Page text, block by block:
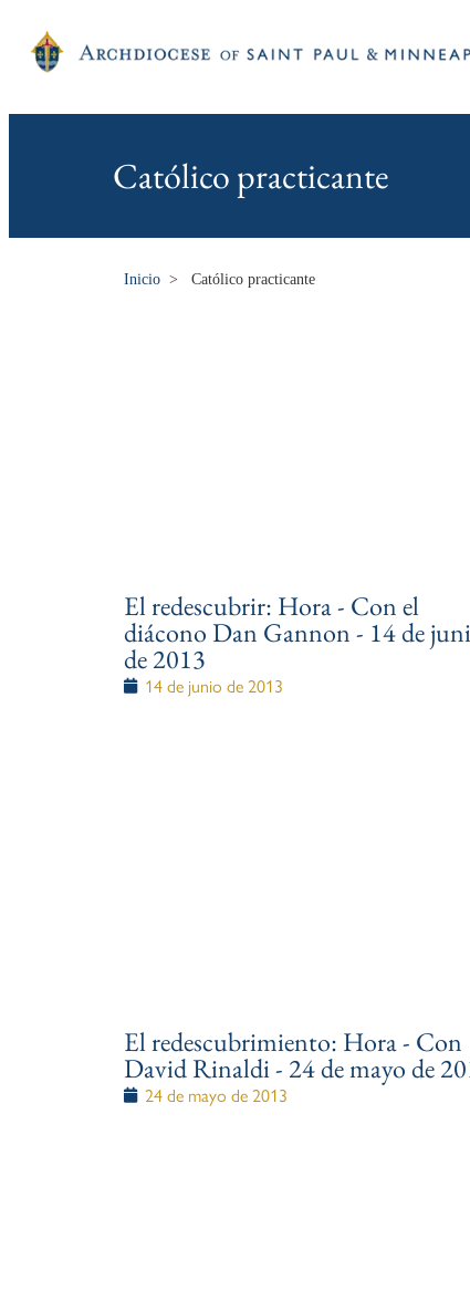
Católico practicante
Inicio > Católico practicante
El redescubrir: Hora - Con el
diácono Dan Gannon - 14 de
de 2013
14 de junio de 2013
El redescubrimiento: Hora - Con
David Rinaldi - 24 de mayo de
24 de mayo de 2013